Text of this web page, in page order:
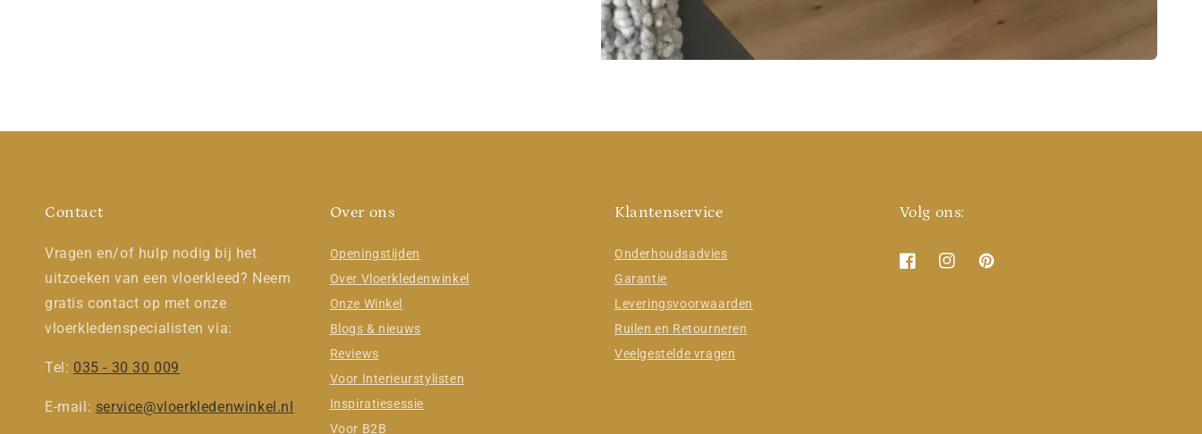
Contact
Vragen en/of hulp nodig bij het
uitzoeken van een vloerkleed? Neem
gratis contact op met onze
vloerkledenspecialisten via:
Tel: 035 - 30 30 009
E-mail: service@vloerkledenwinkel.nl
Over ons
Openingstijden
Over Vloerkledenwinkel
Onze Winkel
Blogs & nieuws
Reviews
Voor Interieurstylisten
Inspiratiesessie
Voor B2B
Klantenservice
Onderhoudsadvies
Garantie
Leveringsvoorwaarden
Ruilen en Retourneren
Veelgestelde vragen
Volg ons:
FacebookInstagramPinterest